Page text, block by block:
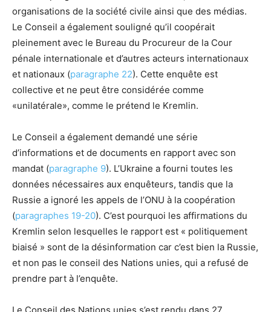
organisations de la société civile ainsi que des médias.
Le Conseil a également souligné qu’il coopérait
pleinement avec le Bureau du Procureur de la Cour
pénale internationale et d’autres acteurs internationaux
et nationaux (paragraphe 22). Cette enquête est
collective et ne peut être considérée comme
«unilatérale», comme le prétend le Kremlin.
Le Conseil a également demandé une série
d’informations et de documents en rapport avec son
mandat (paragraphe 9). L’Ukraine a fourni toutes les
données nécessaires aux enquêteurs, tandis que la
Russie a ignoré les appels de l’ONU à la coopération
(paragraphes 19-20). C’est pourquoi les affirmations du
Kremlin selon lesquelles le rapport est « politiquement
biaisé » sont de la désinformation car c’est bien la Russie,
et non pas le conseil des Nations unies, qui a refusé de
prendre part à l’enquête.